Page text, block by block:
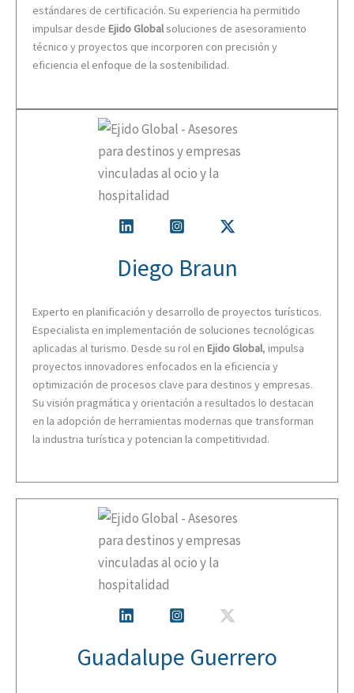
estándares de certificación. Su experiencia ha permitido
impulsar desde Ejido Globalsoluciones de asesoramiento
técnico y proyectos que incorporen con precisión y
eficiencia el enfoque de la sostenibilidad.
Diego Braun
Experto en planificación y desarrollo de proyectos turísticos.
Especialista en implementación de soluciones tecnológicas
aplicadas al turismo. Desde su rol en Ejido Global, impulsa
proyectos innovadores enfocados en la eficiencia y
optimización de procesos clave para destinos y empresas.
Su visión pragmática y orientación a resultados lo destacan
en la adopción de herramientas modernas que transforman
la industria turística y potencian la competitividad.
Guadalupe Guerrero